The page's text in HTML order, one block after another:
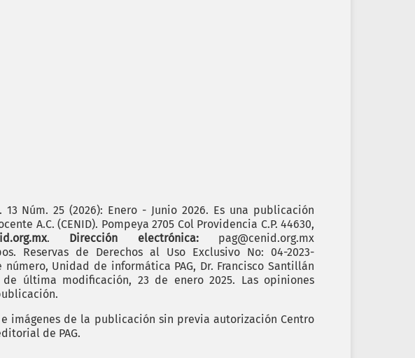
13 Núm. 25 (2026): Enero - Junio 2026. Es una publicación
A.C. (CENID). Pompeya 2705 Col Providencia C.P. 44630,
. Dirección electrónica: pag@cenid.org.mx
Reservas de Derechos al Uso Exclusivo No: 04-2023-
Unidad de informática PAG, Dr. Francisco Santillán
de última modificación, 23 de enero 2025. Las opiniones
de la publicación sin previa autorización Centro
de PAG.